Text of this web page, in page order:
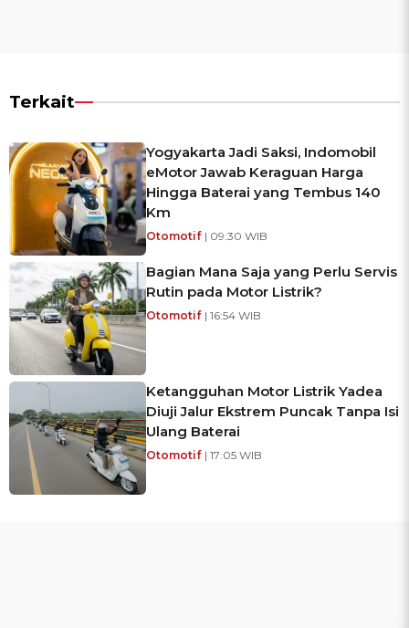
Terkait
Yogyakarta Jadi Saksi, Indomobil
eMotor Jawab Keraguan Harga
Hingga Baterai yang Tembus 140
Km
Otomotif | 09:30 WIB
Bagian Mana Saja yang Perlu Servis
Rutin pada Motor Listrik?
Otomotif | 16:54 WIB
Ketangguhan Motor Listrik Yadea
Diuji Jalur Ekstrem Puncak Tanpa Isi
Ulang Baterai
Otomotif | 17:05 WIB